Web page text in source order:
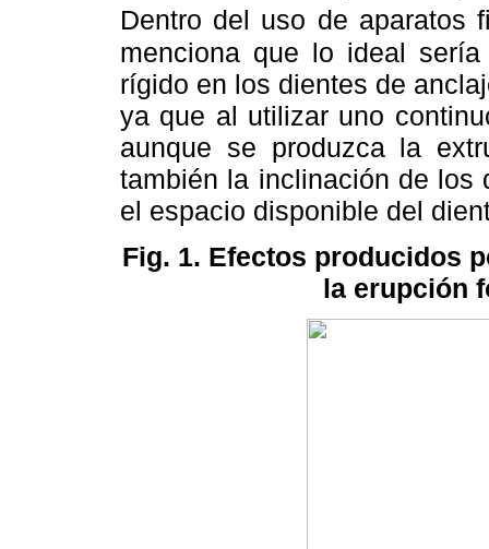
Dentro del uso de aparatos
menciona que lo ideal
rígido en los dientes de
ya que al utilizar uno
aunque se produzca la
también la inclinación de los
el espacio disponible del
Fig. 1. Efectos producidos
la erupción